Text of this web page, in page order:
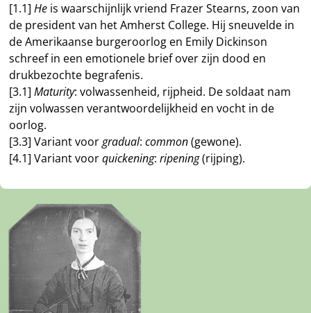
[1.1]He is waarschijnlijk vriend Frazer Stearns, zoon van
de president van het Amherst College. Hij sneuvelde in
de Amerikaanse burgeroorlog en Emily Dickinson
schreef in een emotionele brief over zijn dood en
drukbezochte begrafenis.
[3.1]Maturity: volwassenheid, rijpheid. De soldaat nam
zijn volwassen verantwoordelijkheid en vocht in de
oorlog.
[3.3] Variant voorgradual:common(gewone).
[4.1] Variant voorquickening:ripening(rijping).